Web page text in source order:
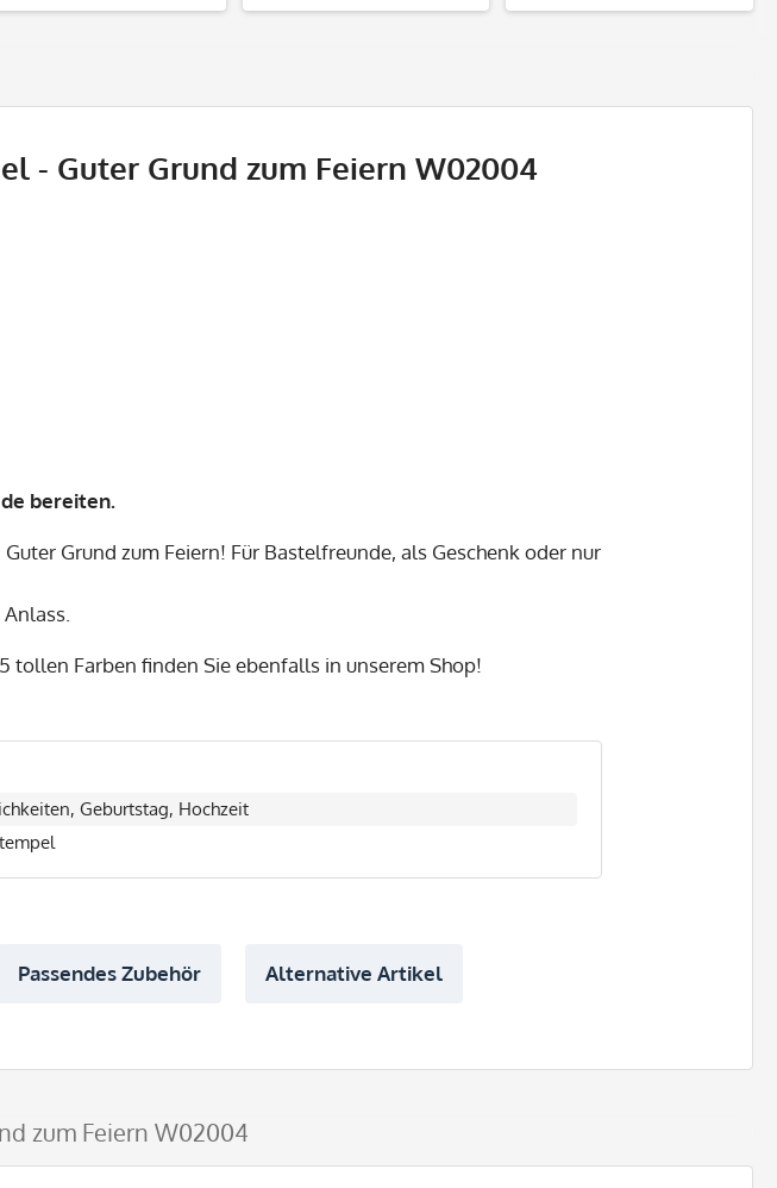
- Guter Grund zum Feiern W02004
bereiten.
Grund zum Feiern! Für Bastelfreunde, als Geschenk oder nur
tollen Farben finden Sie ebenfalls in unserem Shop!
Geburtstag, Hochzeit
Passendes Zubehör Alternative Artikel
zum Feiern W02004